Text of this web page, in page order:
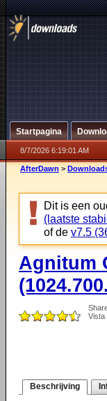
Startpagina
8/7/2026 6:19:01 AM
AfterDawn >
Dit is een
(laatste
of de v7.5
Agnitum
Vista
Beschrijving